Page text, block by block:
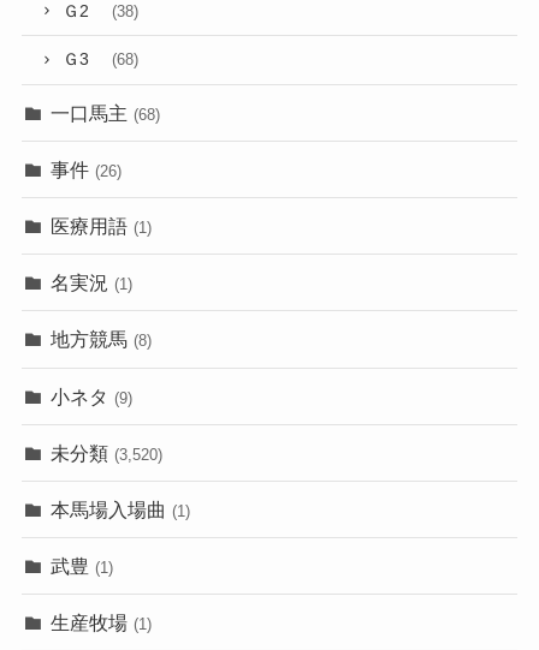
Ｇ2 (38)
Ｇ3 (68)
一口馬主 (68)
事件 (26)
医療用語 (1)
名実況 (1)
地方競馬 (8)
小ネタ (9)
未分類 (3,520)
本馬場入場曲 (1)
武豊 (1)
生産牧場 (1)